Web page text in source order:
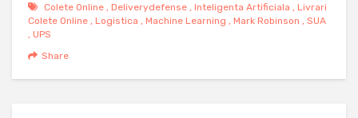
Colete Online , Deliverydefense , Inteligenta Artificiala , Livrari
Colete Online , Logistica , Machine Learning , Mark Robinson , SUA
, UPS
Share